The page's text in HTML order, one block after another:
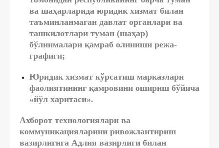
ва шаҳарларида юридик хизмат билан
таъминланмаган давлат органлари ва
ташкилотлари туман (шаҳар)
бўлинмалари қамраб олиниши режа-
графиги;
Юридик хизмат кўрсатиш марказлари
фаолиятининг қамровини ошириш бўйича
«йўл харитаси».
Ахборот технологиялари ва
коммуникацияларини ривожлантириш
вазирлигига Адлия вазирлиги билан